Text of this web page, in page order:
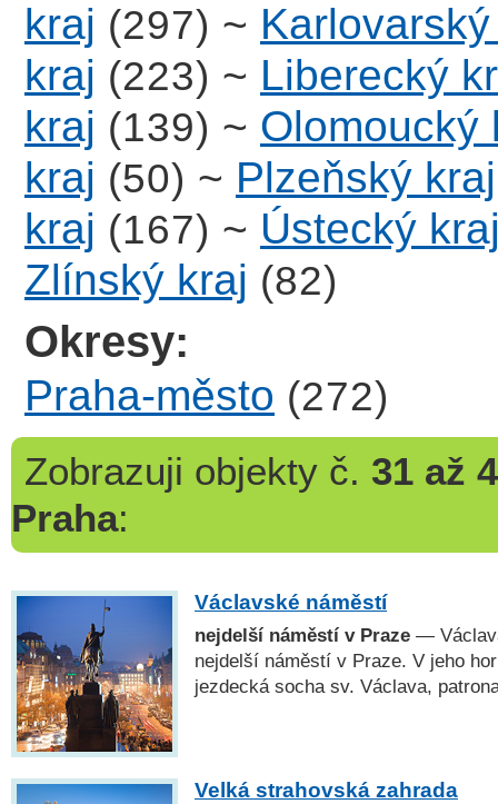
kraj (297) ~
kraj (223) ~ Liberecký
kraj (139) ~ Olomoucký
kraj (50) ~ Plzeňský kraj
kraj (167) ~ Ústecký
Zlínský kraj (82)
Okresy:
Praha-město (272)
Zobrazuji objekty č. 31 až
Praha:
Václavské náměstí
nejdelší náměstí v Praze —
nejdelší náměstí v Praze. V jeho
jezdecká socha sv. Václava,
Velká strahovská zahrada